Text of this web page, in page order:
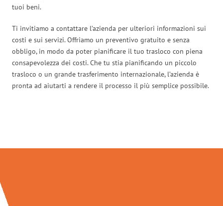
tuoi beni.
Ti invitiamo a contattare l’azienda per ulteriori informazioni sui
costi e sui servizi. Offriamo un preventivo gratuito e senza
obbligo, in modo da poter pianificare il tuo trasloco con piena
consapevolezza dei costi. Che tu stia pianificando un piccolo
trasloco o un grande trasferimento internazionale, l’azienda è
pronta ad aiutarti a rendere il processo il più semplice possibile.